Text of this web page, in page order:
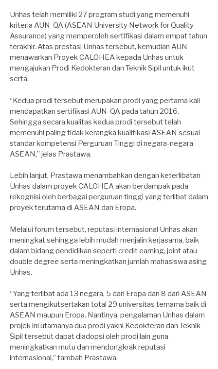
Unhas telah memiliki 27 program studi yang memenuhi
kriteria AUN-QA (ASEAN University Network for Quality
Assurance) yang memperoleh sertifikasi dalam empat tahun
terakhir. Atas prestasi Unhas tersebut, kemudian AUN
menawarkan Proyek CALOHEA kepada Unhas untuk
mengajukan Prodi Kedokteran dan Teknik Sipil untuk ikut
serta.
“Kedua prodi tersebut merupakan prodi yang pertama kali
mendapatkan sertifikasi AUN-QA pada tahun 2016.
Sehingga secara kualitas kedua prodi tersebut telah
memenuhi paling tidak kerangka kualifikasi ASEAN sesuai
standar kompetensi Perguruan Tinggi di negara-negara
ASEAN,” jelas Prastawa.
Lebih lanjut, Prastawa menambahkan dengan keterlibatan
Unhas dalam proyek CALOHEA akan berdampak pada
rekognisi oleh berbagai perguruan tinggi yang terlibat dalam
proyek terutama di ASEAN dan Eropa.
Melalui forum tersebut, reputasi internasional Unhas akan
meningkat sehingga lebih mudah menjalin kerjasama, baik
dalam bidang pendidikan seperti credit earning, joint atau
double degree serta meningkatkan jumlah mahasiswa asing
Unhas.
“Yang terlibat ada 13 negara, 5 dari Eropa dan 8 dari ASEAN
serta mengikutsertakan total 29 universitas ternama baik di
ASEAN maupun Eropa. Nantinya, pengalaman Unhas dalam
projek ini utamanya dua prodi yakni Kedokteran dan Teknik
Sipil tersebut dapat diadopsi oleh prodi lain guna
meningkatkan mutu dan mendongkrak reputasi
internasional,” tambah Prastawa.